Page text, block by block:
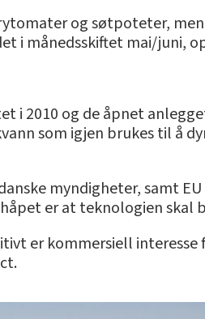
og søtpoteter,
i månedsskiftet mai/juni,
i 2010 og de åpnet
som igjen brukes til å
myndigheter, samt
er at teknologien skal
er kommersiell